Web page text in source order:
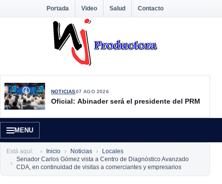
Portada Video Salud Contacto
NOTICIAS07 AGO 2026
Oficial: Abinader será el presidente del PRM
MENU
Está aquí: Inicio Noticias
Locales
Senador Carlos Gómez vista a Centro de Diagnóstico Avanzado
CDA, en continuidad de visitas a comerciantes y empresarios